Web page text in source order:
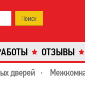
ОТЗЫВЫ
дверей